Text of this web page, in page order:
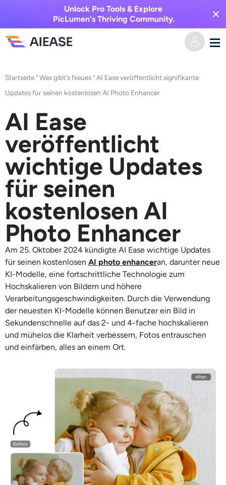
Unlock Pro Tools & Explore
PicLumen's Thriving Community.
KI-Video
Text zu Video
Bild zu Video
Videoeffekte
KI-Kuss-Generator
KI-Umarmungsgenerator
KI-Tanzgenerator
Unterstützte KI-Modelle
Seedance 2.0 Kling 2.6 Motion Control Veo 3.1
Sora 2.0 Kling 2.6 Pro Kling 2.1 Master Hailuo 2.3
Wan 2.5
Videoeffekte
KI-Bild
Bild zu Bild
Text zu Bild
Unterstützte KI-Modelle
Seedream 5.0 Pro Nano Banana Pro Seedream 4.5
Nano Banane Flux Kontext
KI-Werkzeuge
Foto-Editor & -Creator
Foto-Verstärker
Objekt-Entferner
Wasserzeichen-Entferner
Hintergrund-Entferner
KI-Hintergrund
Restaurierung von Fotos
KI neu einfärben
Auszeichnung
Startseite "Was gibt's Neues "AI Ease veröffentlicht signifikante
Updates für seinen kostenlosen AI Photo Enhancer
AI Ease
veröffentlicht
wichtige Updates
für seinen
kostenlosen AI
Photo Enhancer
Am 25. Oktober 2024 kündigte AI Ease wichtige Updates
für seinen kostenlosen AI photo enhanceran, darunter neue
KI-Modelle, eine fortschrittliche Technologie zum
Hochskalieren von Bildern und höhere
Verarbeitungsgeschwindigkeiten. Durch die Verwendung
der neuesten KI-Modelle können Benutzer ein Bild in
Sekundenschnelle auf das 2- und 4-fache hochskalieren
und mühelos die Klarheit verbessern, Fotos entrauschen
und einfärben, alles an einem Ort.